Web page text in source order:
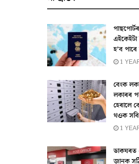
এইকেইটা
হ’ব পাৰে
1
বেংক
লকাৰৰ
হেৰালে
থওক
1
ডাকঘৰত
জানক